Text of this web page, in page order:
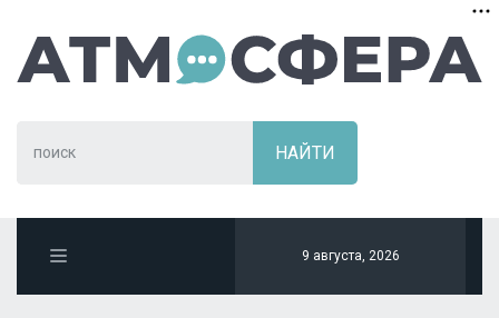
9 августа, 2026